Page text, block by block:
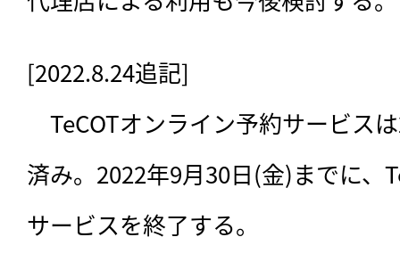
[2022.8.24追記]
TeCOTオンライン予約サービス
済み。2022年9月30日(金)までに、
サービスを終了する。